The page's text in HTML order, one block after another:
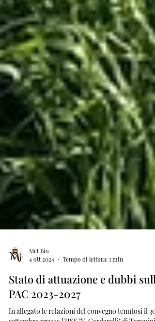
4 ott 2024
Tempo di lettura: 1 min
Stato di attuazione e dubbi sulla
PAC 2023-2027